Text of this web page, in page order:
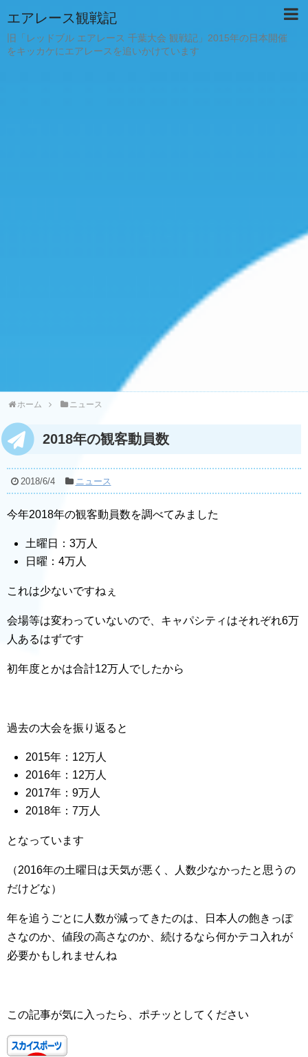
エアレース観戦記
旧「レッドブル エアレース 千葉大会 観戦記」2015年の日本開催
をキッカケにエアレースを追いかけています
ホーム ニュース
2018年の観客動員数
2018/6/4 ニュース
今年2018年の観客動員数を調べてみました
土曜日：3万人
日曜：4万人
これは少ないですねぇ
会場等は変わっていないので、キャパシティはそれぞれ6万
人あるはずです
初年度とかは合計12万人でしたから
過去の大会を振り返ると
2015年：12万人
2016年：12万人
2017年：9万人
2018年：7万人
となっています
（2016年の土曜日は天気が悪く、人数少なかったと思うの
だけどな）
年を追うごとに人数が減ってきたのは、日本人の飽きっぽ
さなのか、値段の高さなのか、続けるなら何かテコ入れが
必要かもしれませんね
この記事が気に入ったら、ポチッとしてください